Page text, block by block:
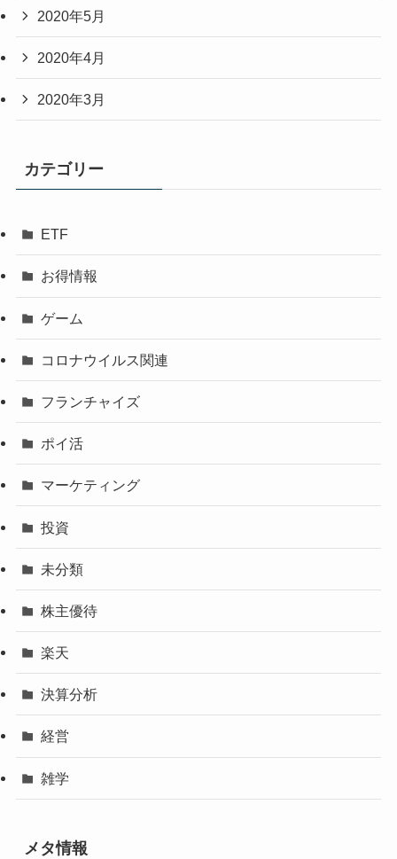
2020年5月
2020年4月
2020年3月
カテゴリー
ETF
お得情報
ゲーム
コロナウイルス関連
フランチャイズ
ポイ活
マーケティング
投資
未分類
株主優待
楽天
決算分析
経営
雑学
メタ情報